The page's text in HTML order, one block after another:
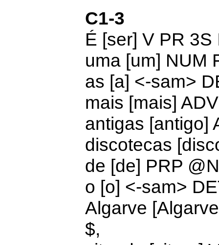
C1-3
É [ser] V PR 3S
uma [um] NUM
as [a] <-sam>
mais [mais]
antigas [antigo]
discotecas
de [de] PRP
o [o] <-sam>
Algarve
$,